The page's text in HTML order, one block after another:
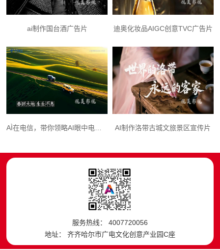
ai制作国台酒广告片 迪奥化妆品AIGC创意TVC广告片
AI制作洛带古城文旅景区宣传片
服务热线： 4007720056
地址： 齐齐哈尔市广电文化创意产业园C座